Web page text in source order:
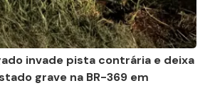
invade pista contrária e deixa
grave na BR-369 em